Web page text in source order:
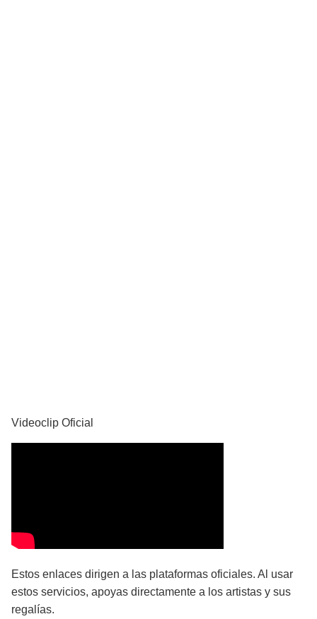
Videoclip Oficial
Estos enlaces dirigen a las plataformas oficiales. Al usar
estos servicios, apoyas directamente a los artistas y sus
regalías.